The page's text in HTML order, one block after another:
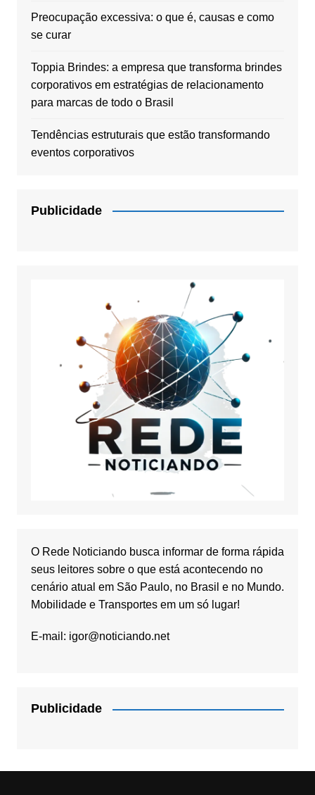
Preocupação excessiva: o que é, causas e como
se curar
Toppia Brindes: a empresa que transforma brindes
corporativos em estratégias de relacionamento
para marcas de todo o Brasil
Tendências estruturais que estão transformando
eventos corporativos
Publicidade
O Rede Noticiando busca informar de forma rápida
seus leitores sobre o que está acontecendo no
cenário atual em São Paulo, no Brasil e no Mundo.
Mobilidade e Transportes em um só lugar!
E-mail: igor@noticiando.net
Publicidade